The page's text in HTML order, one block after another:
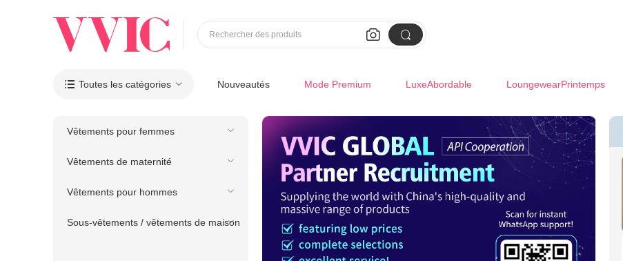
 
Rechercher des produits
 Toutes les catégories Nouveautés Mode Premium LuxeAbordable LoungewearPrintemps
Vêtements pour femmes
Vêtements de maternité
Vêtements pour hommes
Sous-vêtements / vêtements de maison